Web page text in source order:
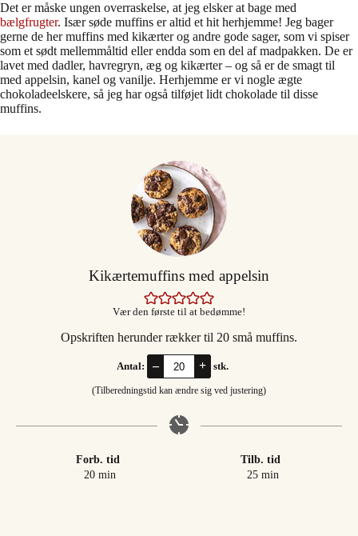
Det er måske ungen overraskelse, at jeg elsker at bage med
bælgfrugter. Især søde muffins er altid et hit herhjemme! Jeg bager
gerne de her muffins med kikærter og andre gode sager, som vi spiser
som et sødt mellemmåltid eller endda som en del af madpakken. De er
lavet med dadler, havregryn, æg og kikærter – og så er de smagt til
med appelsin, kanel og vanilje. Herhjemme er vi nogle ægte
chokoladeelskere, så jeg har også tilføjet lidt chokolade til disse
muffins.
Kikærtemuffins med appelsin
Vær den første til at bedømme!
Opskriften herunder rækker til 20 små muffins.
Antal: – + stk.
(Tilberedningstid kan ændre sig ved justering)
Forb. tid
20minutter
min
Tilb. tid
25minutter
min